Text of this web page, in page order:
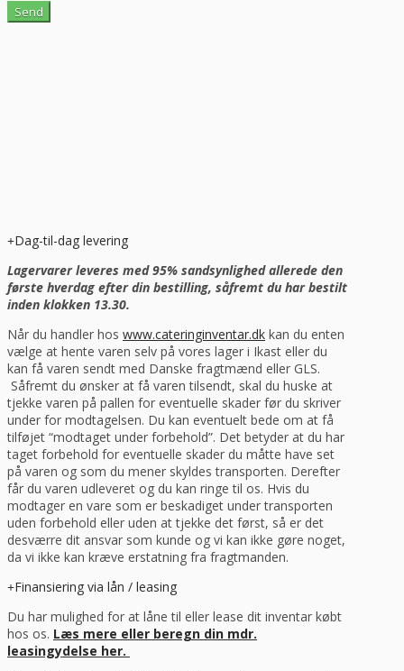
Dag-til-dag levering
Lagervarer leveres med 95% sandsynlighed allerede den
første hverdag efter din bestilling, såfremt du har bestilt
inden klokken 13.30.
Når du handler hos www.cateringinventar.dk kan du enten
vælge at hente varen selv på vores lager i Ikast eller du
kan få varen sendt med Danske fragtmænd eller GLS.
Såfremt du ønsker at få varen tilsendt, skal du huske at
tjekke varen på pallen for eventuelle skader før du skriver
under for modtagelsen. Du kan eventuelt bede om at få
tilføjet “modtaget under forbehold”. Det betyder at du har
taget forbehold for eventuelle skader du måtte have set
på varen og som du mener skyldes transporten. Derefter
får du varen udleveret og du kan ringe til os. Hvis du
modtager en vare som er beskadiget under transporten
uden forbehold eller uden at tjekke det først, så er det
desværre dit ansvar som kunde og vi kan ikke gøre noget,
da vi ikke kan kræve erstatning fra fragtmanden.
Finansiering via lån / leasing
Du har mulighed for at låne til eller lease dit inventar købt
hos os. Læs mere eller beregn din mdr.
leasingydelse her.